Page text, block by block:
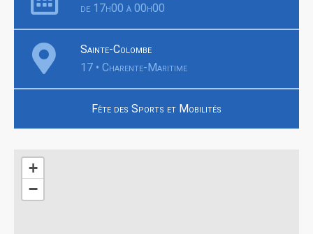
de 17h00 à 00h00
Sainte-Colombe
17 • Charente-Maritime
Fête des Sports et Mobilités
+
−